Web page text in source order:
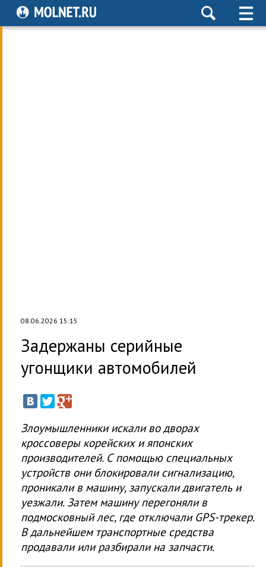
08.06.2026 15:15
Задержаны серийные
угонщики автомобилей
Злоумышленники искали во дворах
кроссоверы корейских и японских
производителей. С помощью специальных
устройств они блокировали сигнализацию,
проникали в машину, запускали двигатель и
уезжали. Затем машину перегоняли в
подмосковный лес, где отключали GPS-трекер.
В дальнейшем транспортные средства
продавали или разбирали на запчасти.